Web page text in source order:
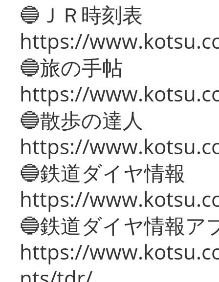
🔵ＪＲ時刻表
https://
🔵旅の手帖
https://
🔵散歩の達人
https://
🔵鉄道ダイヤ情報
https://
🔵鉄道ダイヤ情報ア
https://